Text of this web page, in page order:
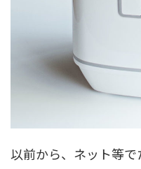
以前から、ネット等